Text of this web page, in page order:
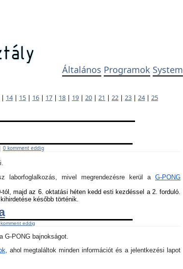
Általános Programok System
| 14| 15 | 16 | 17 | 18 | 19 | 20 | 21 | 22 | 23 | 24| 25
0 komment eddig
mivel megrendezésre kerül a G-PONG
majd az 6. oktatási héten kedd esti kezdéssel a 2. forduló.
később történik.
eddig
G-PONG bajnokságot.
, ahol megtaláltok minden információt és a jelentkezési lapot